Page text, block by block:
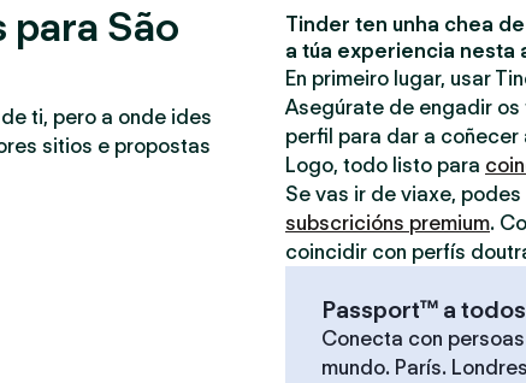
para São
ti, pero a onde ides
sitios e propostas
Tinder ten unha chea
a túa experiencia nesta
En primeiro lugar, usar
Asegúrate de engadir
perfil para dar a
Logo, todo listo para
Se vas ir de viaxe, podes
subscricións premium.
coincidir con perfís
Passport™ a
Conecta con
mundo. París.